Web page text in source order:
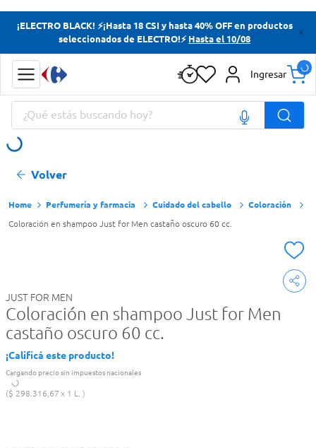
¡ELECTRO BLACK! ⚡¡Hasta 18 CSI y hasta 40% OFF en productos
seleccionados de ELECTRO!⚡ Hasta el 10/08
Ingresar
¿Qué estás buscando hoy?
Volver
Perfumería y farmacia Cuidado del cabello Coloración
Coloración en shampoo Just for Men castaño oscuro 60 cc.
JUST FOR MEN
Coloración en shampoo Just for Men
castaño oscuro 60 cc.
¡Calificá este producto!
Cargando precio sin impuestos nacionales
$ 298.316,67 1 L.
Términos más buscados
Yerba
Cerveza
Doves
Términos más buscados
Cerveza
Doves
Papas Fritas